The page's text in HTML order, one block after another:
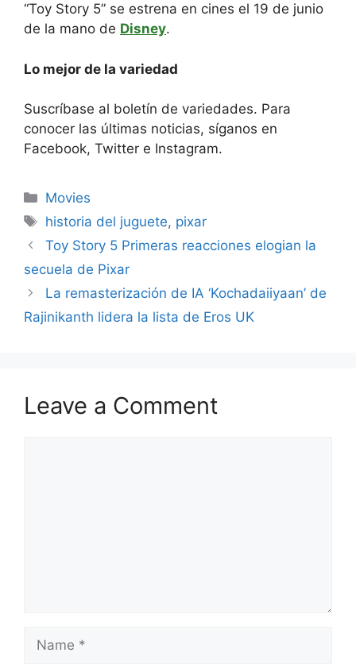
“Toy Story 5” se estrena en cines el 19 de junio
de la mano de Disney.
Lo mejor de la variedad
Suscríbase al boletín de variedades. Para
conocer las últimas noticias, síganos en
Facebook, Twitter e Instagram.
Categories
Movies
Tags
historia del juguete, pixar
Toy Story 5 Primeras reacciones elogian la
secuela de Pixar
La remasterización de IA ‘Kochadaiiyaan’ de
Rajinikanth lidera la lista de Eros UK
Leave a Comment
Name